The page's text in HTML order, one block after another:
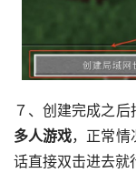
７、创建完成之
多人游戏，正常情
话直接双击进去就